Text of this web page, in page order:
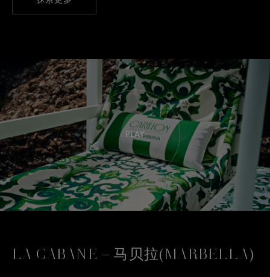
LA CABANE – 马贝拉(MARBELLA)